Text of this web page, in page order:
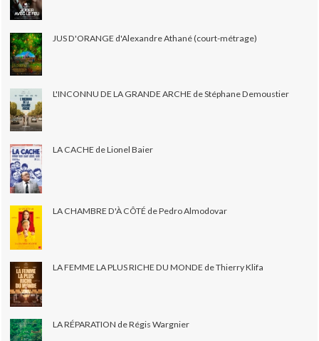
JUS D'ORANGE d'Alexandre Athané (court-métrage)
L'INCONNU DE LA GRANDE ARCHE de Stéphane Demoustier
LA CACHE de Lionel Baier
LA CHAMBRE D'À CÔTÉ de Pedro Almodovar
LA FEMME LA PLUS RICHE DU MONDE de Thierry Klifa
LA RÉPARATION de Régis Wargnier